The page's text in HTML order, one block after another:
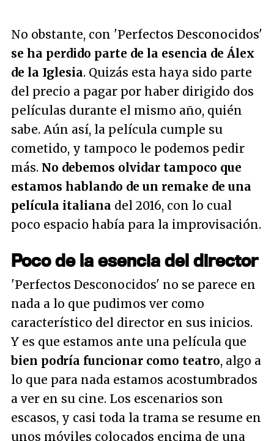
No obstante, con 'Perfectos Desconocidos'
se ha perdido parte de la esencia de Álex
de la Iglesia. Quizás esta haya sido parte
del precio a pagar por haber dirigido dos
películas durante el mismo año, quién
sabe. Aún así, la película cumple su
cometido, y tampoco le podemos pedir
más. No debemos olvidar tampoco que
estamos hablando de un remake de una
película italiana del 2016, con lo cual
poco espacio había para la improvisación.
Poco de la esencia del director
'Perfectos Desconocidos' no se parece en
nada a lo que pudimos ver como
característico del director en sus inicios.
Y es que estamos ante una película que
bien podría funcionar como teatro, algo a
lo que para nada estamos acostumbrados
a ver en su cine. Los escenarios son
escasos, y casi toda la trama se resume en
unos móviles colocados encima de una